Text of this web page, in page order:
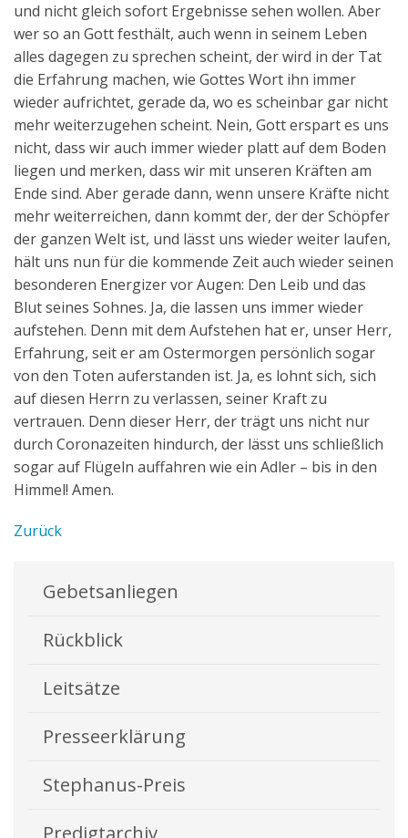
und nicht gleich sofort Ergebnisse sehen wollen. Aber
wer so an Gott festhält, auch wenn in seinem Leben
alles dagegen zu sprechen scheint, der wird in der Tat
die Erfahrung machen, wie Gottes Wort ihn immer
wieder aufrichtet, gerade da, wo es scheinbar gar nicht
mehr weiterzugehen scheint. Nein, Gott erspart es uns
nicht, dass wir auch immer wieder platt auf dem Boden
liegen und merken, dass wir mit unseren Kräften am
Ende sind. Aber gerade dann, wenn unsere Kräfte nicht
mehr weiterreichen, dann kommt der, der der Schöpfer
der ganzen Welt ist, und lässt uns wieder weiter laufen,
hält uns nun für die kommende Zeit auch wieder seinen
besonderen Energizer vor Augen: Den Leib und das
Blut seines Sohnes. Ja, die lassen uns immer wieder
aufstehen. Denn mit dem Aufstehen hat er, unser Herr,
Erfahrung, seit er am Ostermorgen persönlich sogar
von den Toten auferstanden ist. Ja, es lohnt sich, sich
auf diesen Herrn zu verlassen, seiner Kraft zu
vertrauen. Denn dieser Herr, der trägt uns nicht nur
durch Coronazeiten hindurch, der lässt uns schließlich
sogar auf Flügeln auffahren wie ein Adler – bis in den
Himmel! Amen.
Zurück
Gebetsanliegen
Rückblick
Leitsätze
Presseerklärung
Stephanus-Preis